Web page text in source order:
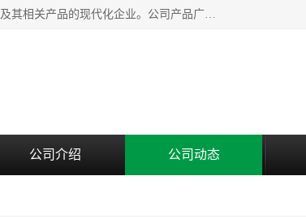
无锡昌鸿钢格板有限公司是专业生产和销售各类镀锌钢格板、镀锌钢格栅、不锈钢钢格及其相关产品的现代化企业。公司产品广泛运用于石油、化工、港口、电力、运输、造纸、医药、钢铁、食品、市政、房地产、制造业等各个领域。
公司介绍 公司动态